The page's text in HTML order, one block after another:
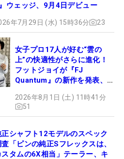
ウェッジ、9月4日デビュー
年7月29日 (水) 15時36分 23
女子プロ17人が好む“雲の
上”の快適性がさらに進化！
フットジョイが『FJ
Quantum』の新作を発表、8
2026年8月1日 (土) 11時41分
51
正シャフト12モデルのスペック
「ピンの純正Sフレックスは、
スタムの6X相当」テーラー、キ